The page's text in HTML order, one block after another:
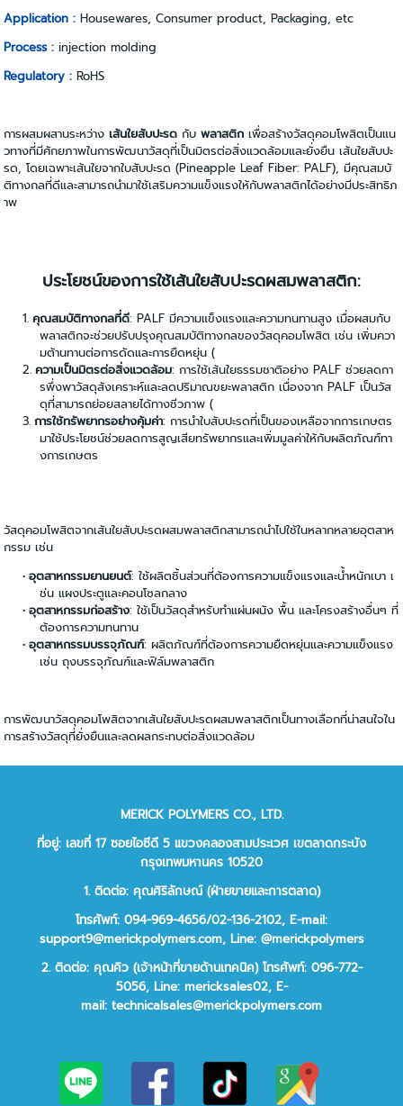
Application :Housewares, Consumer product, Packaging, etc
Process : injection molding
Regulatory :RoHS
การผสมผสานระหว่างเส้นใยสับปะรด กับพลาสติก เพื่อสร้างวัสดุคอมโพสิตเป็นแน
วทางที่มีศักยภาพในการพัฒนาวัสดุที่เป็นมิตรต่อสิ่งแวดล้อมและยั่งยืน เส้นใยสับปะ
รด, โดยเฉพาะเส้นใยจากใบสับปะรด (Pineapple Leaf Fiber: PALF), มีคุณสมบั
ติทางกลที่ดีและสามารถนำมาใช้เสริมความแข็งแรงให้กับพลาสติกได้อย่างมีประสิทธิภ
าพ
ประโยชน์ของการใช้เส้นใยสับปะรดผสมพลาสติก:
คุณสมบัติทางกลที่ดี: PALF มีความแข็งแรงและความทนทานสูง เมื่อผสมกับ
พลาสติกจะช่วยปรับปรุงคุณสมบัติทางกลของวัสดุคอมโพสิต เช่น เพิ่มควา
มต้านทานต่อการดัดและการยืดหยุ่น (
ความเป็นมิตรต่อสิ่งแวดล้อม: การใช้เส้นใยธรรมชาติอย่าง PALF ช่วยลดกา
รพึ่งพาวัสดุสังเคราะห์และลดปริมาณขยะพลาสติก เนื่องจาก PALF เป็นวัส
ดุที่สามารถย่อยสลายได้ทางชีวภาพ (
การใช้ทรัพยากรอย่างคุ้มค่า: การนำใบสับปะรดที่เป็นของเหลือจากการเกษตร
มาใช้ประโยชน์ช่วยลดการสูญเสียทรัพยากรและเพิ่มมูลค่าให้กับผลิตภัณฑ์ทา
งการเกษตร
วัสดุคอมโพสิตจากเส้นใยสับปะรดผสมพลาสติกสามารถนำไปใช้ในหลากหลายอุตสาห
กรรม เช่น
อุตสาหกรรมยานยนต์: ใช้ผลิตชิ้นส่วนที่ต้องการความแข็งแรงและน้ำหนักเบา เ
ช่น แผงประตูและคอนโซลกลาง
อุตสาหกรรมก่อสร้าง: ใช้เป็นวัสดุสำหรับทำแผ่นผนัง พื้น และโครงสร้างอื่นๆ ที่
ต้องการความทนทาน
อุตสาหกรรมบรรจุภัณฑ์: ผลิตภัณฑ์ที่ต้องการความยืดหยุ่นและความแข็งแรง
เช่น ถุงบรรจุภัณฑ์และฟิล์มพลาสติก
การพัฒนาวัสดุคอมโพสิตจากเส้นใยสับปะรดผสมพลาสติกเป็นทางเลือกที่น่าสนใจใน
การสร้างวัสดุที่ยั่งยืนและลดผลกระทบต่อสิ่งแวดล้อม
MERICK POLYMERS CO., LTD.
ที่อยู่: เลขที่ 17 ซอยไอซีดี 5 แขวงคลองสามประเวศ เขตลาดกระบัง
กรุงเทพมหานคร 10520
1. ติดต่อ: คุณศิริลักษณ์ (ฝ่ายขายและการตลาด)
โทรศัพท์: 094-969-4656/02-136-2102, E-mail:
support9@merickpolymers.com, Line: @merickpolymers
2.ติดต่อ: คุณคิว (เจ้าหน้าที่ขายด้านเทคนิค)โทรศัพท์: 096-772-
5056, Line: mericksales02, E-
mail: technicalsales@merickpolymers.com